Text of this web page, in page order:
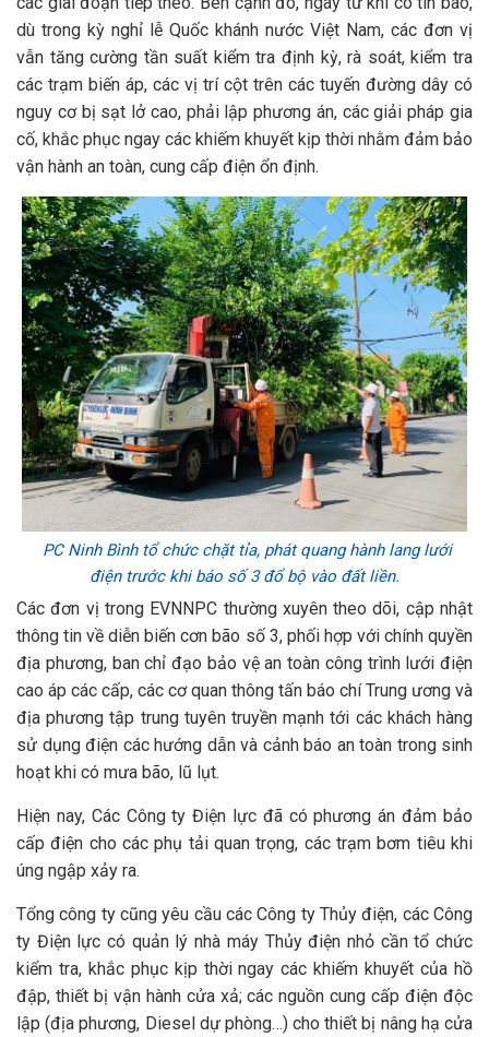
dù trong kỳ nghỉ lễ Quốc khánh nước Việt Nam, các đơn vị
vẫn tăng cường tần suất kiểm tra định kỳ, rà soát, kiểm tra
các trạm biến áp, các vị trí cột trên các tuyến đường dây có
nguy cơ bị sạt lở cao, phải lập phương án, các giải pháp gia
cố, khắc phục ngay các khiếm khuyết kịp thời nhằm đảm bảo
vận hành an toàn, cung cấp điện ổn định.
PC Ninh Bình tổ chức chặt tỉa, phát quang hành lang lưới
điện trước khi báo số 3 đổ bộ vào đất liền.
Các đơn vị trong EVNNPC thường xuyên theo dõi, cập nhật
thông tin về diễn biến cơn bão số 3, phối hợp với chính quyền
địa phương, ban chỉ đạo bảo vệ an toàn công trình lưới điện
cao áp các cấp, các cơ quan thông tấn báo chí Trung ương và
địa phương tập trung tuyên truyền mạnh tới các khách hàng
sử dụng điện các hướng dẫn và cảnh báo an toàn trong sinh
hoạt khi có mưa bão, lũ lụt.
Hiện nay, Các Công ty Điện lực đã có phương án đảm bảo
cấp điện cho các phụ tải quan trọng, các trạm bơm tiêu khi
úng ngập xảy ra.
Tổng công ty cũng yêu cầu các Công ty Thủy điện, các Công
ty Điện lực có quản lý nhà máy Thủy điện nhỏ cần tổ chức
kiểm tra, khắc phục kịp thời ngay các khiếm khuyết của hồ
đập, thiết bị vận hành cửa xả; các nguồn cung cấp điện độc
lập (địa phương, Diesel dự phòng…) cho thiết bị nâng hạ cửa